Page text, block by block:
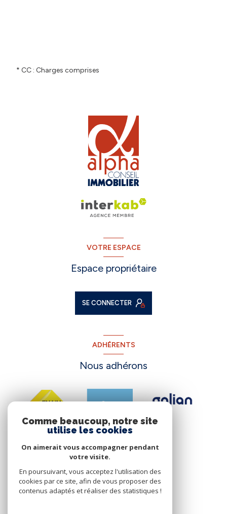
* CC : Charges comprises
VOTRE ESPACE
Espace propriétaire
SE CONNECTER
ADHÉRENTS
Nous adhérons
Comme beaucoup, notre site
utilise les cookies
On aimerait vous accompagner pendant
votre visite.
En poursuivant, vous acceptez l'utilisation des
cookies par ce site, afin de vous proposer des
contenus adaptés et réaliser des statistiques !